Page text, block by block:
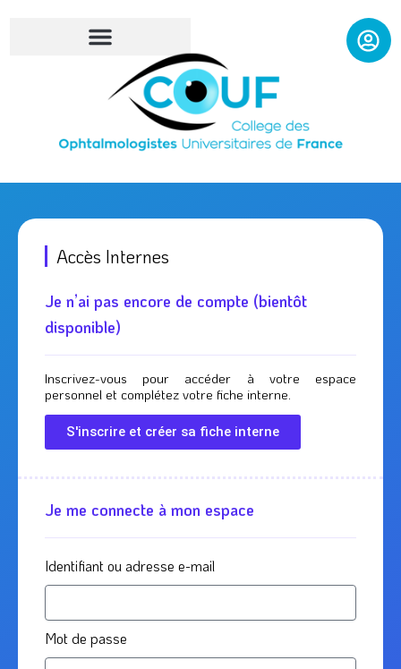
Accès Internes
Je n’ai pas encore de compte (bientôt
disponible)
Inscrivez-vous pour accéder à votre espace
personnel et complétez votre fiche interne.
S'inscrire et créer sa fiche interne
Je me connecte à mon espace
Identifiant ou adresse e-mail
Mot de passe